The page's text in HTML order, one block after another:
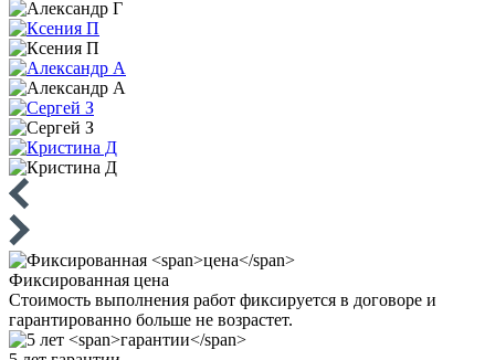
Фиксированная цена
Стоимость выполнения работ фиксируется в договоре и
гарантированно больше не возрастет.